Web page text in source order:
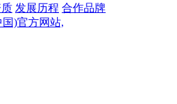
发展历程 合作品牌
)官方网站,